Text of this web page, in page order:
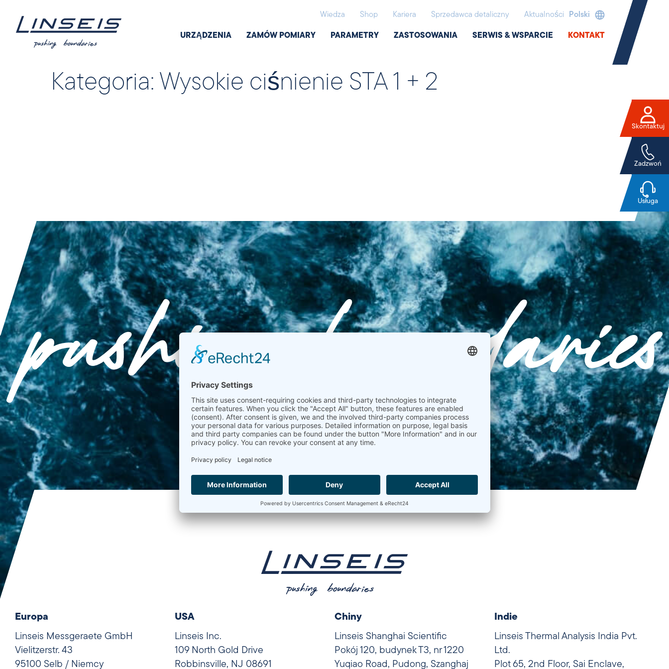
Wiedza Shop Kariera Sprzedawca detaliczny Aktualności Polski
URZĄDZENIA ZAMÓW POMIARY PARAMETRY ZASTOSOWANIA SERWIS & WSPARCIE KONTAKT
Kategoria: Wysokie ciśnienie STA 1 + 2
Europa
Linseis Messgeraete GmbH
Vielitzerstr. 43
95100 Selb / Niemcy
USA
Linseis Inc.
109 North Gold Drive
Robbinsville, NJ 08691
Chiny
Linseis Shanghai Scientific
Pokój 120, budynek T3, nr 1220
Yuqiao Road, Pudong, Szanghaj
Indie
Linseis Thermal Analysis India Pvt.
Ltd.
Plot 65, 2nd Floor, Sai Enclave,
Skontaktuj
Zadzwoń
Usługa